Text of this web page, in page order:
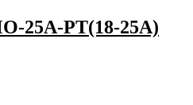
25А-РТ(18-25А)